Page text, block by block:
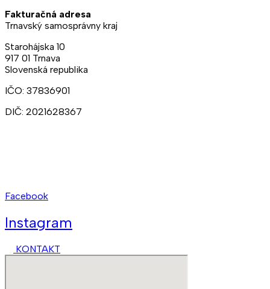
Fakturačná adresa
Trnavský samosprávny kraj
Starohájska 10
917 01 Trnava
Slovenská republika
IČO: 37836901
DIČ: 2021628367
Facebook
Instagram
KONTAKT